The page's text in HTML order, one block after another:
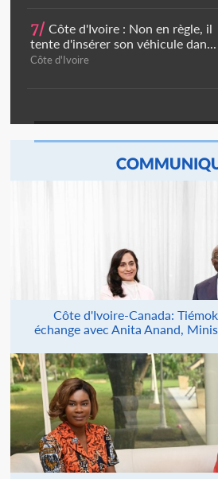
7/ Côte d'Ivoire : Non en règle, il
tente d'insérer son véhicule dan...
Côte d'Ivoire
Côte d'Ivoire-Canada:
échange avec Anita Anand,